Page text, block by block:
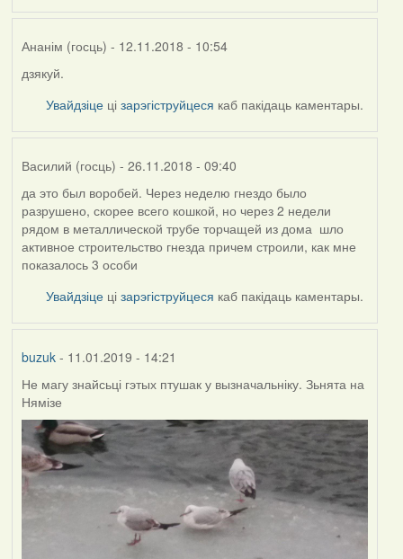
Ананім (госць) - 12.11.2018 - 10:54
In
reply
by
дзякуй.
Увайдзіце цізарэгіструйцеся каб пакідаць каментары.
Василий (госць) - 26.11.2018 - 09:40
да это был воробей. Через неделю гнездо было
разрушено, скорее всего кошкой, но через 2 недели
рядом в металлической трубе торчащей из дома шло
активное строительство гнезда причем строили, как мне
показалось 3 особи
Увайдзіце цізарэгіструйцеся каб пакідаць каментары.
buzuk- 11.01.2019 - 14:21
Не магу знайсьці гэтых птушак у вызначальніку. Зьнята на
Нямізе